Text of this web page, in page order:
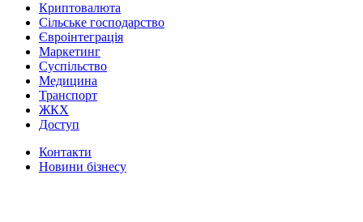
Криптовалюта
Сільське господарство
Євроінтеграція
Маркетинг
Суспільство
Медицина
Транспорт
ЖКХ
Доступ
Контакти
Новини бізнесу